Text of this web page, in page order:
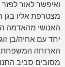
ואיפשר לאור
מצטרפת אליו בגן
האנושי מהאדמה
יחד עם אחיה/בן
הארוחה
מסובים סביב